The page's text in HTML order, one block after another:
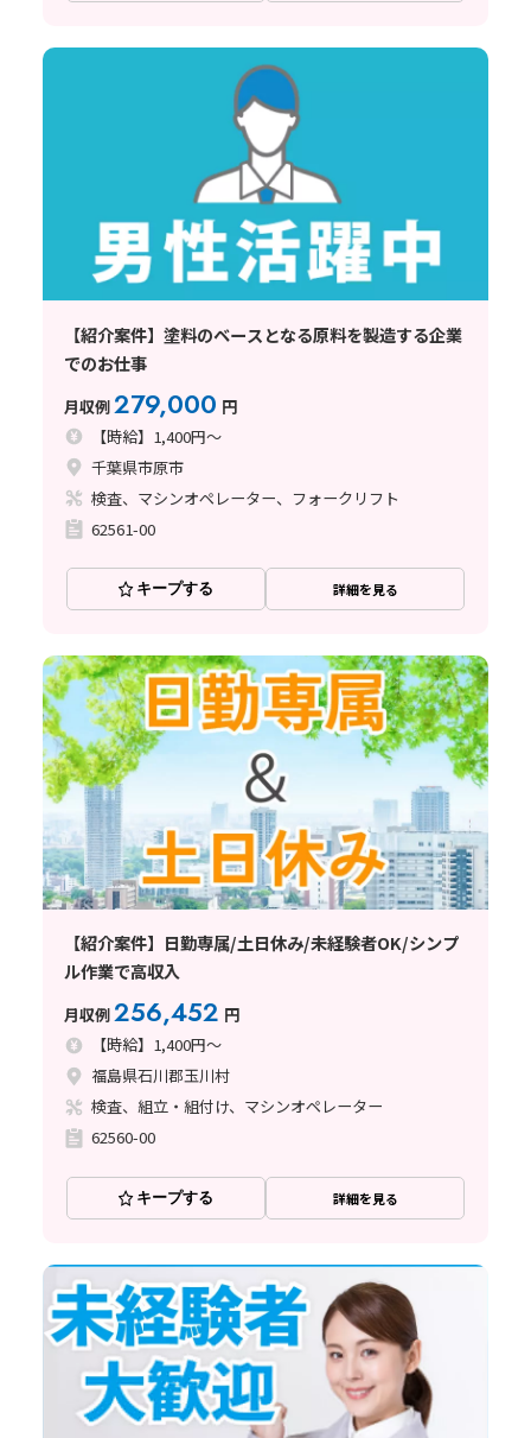
【紹介案件】塗料のベースとなる原料を製造する企業
でのお仕事
月収例279,000 円
【時給】1,400円～
千葉県市原市
検査、マシンオペレーター、フォークリフト
62561-00
キープする 詳細を見る
【紹介案件】日勤専属/土日休み/未経験者OK/シンプ
ル作業で高収入
月収例256,452 円
【時給】1,400円～
福島県石川郡玉川村
検査、組立・組付け、マシンオペレーター
62560-00
キープする 詳細を見る